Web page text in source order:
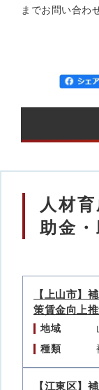
までお問い合わ
人材
助金
【上山市】
策賃金向上
地域
種類
【江東区】